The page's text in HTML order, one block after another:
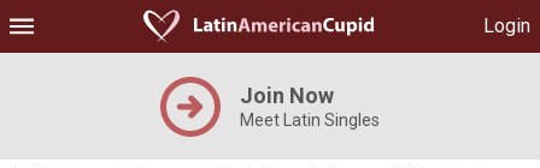
Login
Join Now
Meet Latin Singles